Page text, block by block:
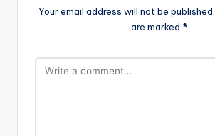
Your email address will not be published.
are marked *